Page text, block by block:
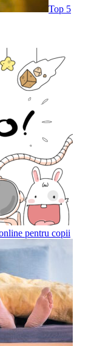
Top 5
pentru copii